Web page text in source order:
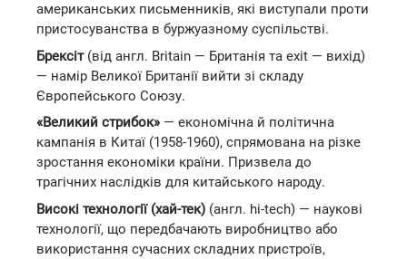
американських письменників, які виступали проти
пристосуванства в буржуазному суспільстві.
Брексіт(від англ. Britain — Британія та exit — вихід)
— намір Великої Британії вийти зі складу
Європейського Союзу.
«Великий стрибок» — економічна й політична
кампанія в Китаї (1958-1960), спрямована на різке
зростання економіки країни. Призвела до
трагічних наслідків для китайського народу.
Високі технології (хай-тек) (англ. hi-tech) — наукові
технології, що передбачають виробництво або
використання сучасних складних пристроїв,